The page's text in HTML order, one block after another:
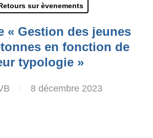
sur èvenements
« Gestion des jeunes
en fonction de
typologie »
8 décembre 2023